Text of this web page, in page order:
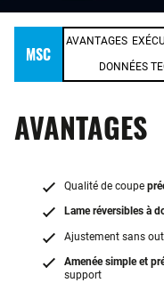
MSC
AVANTAGES
DONNÉES
AVANTAGES
Qualité de coupe
Lame réversibles à
Ajustement sans
Amenée simple et
support